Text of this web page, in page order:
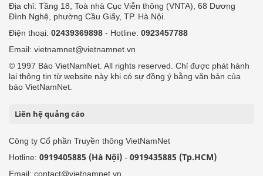
Địa chỉ: Tầng 18, Toà nhà Cục Viễn thông (VNTA), 68 Dương
Đình Nghệ, phường Cầu Giấy, TP. Hà Nội.
Điện thoại: 02439369898 - Hotline: 0923457788
Email: vietnamnet@vietnamnet.vn
© 1997 Báo VietNamNet. All rights reserved. Chỉ được phát hành
lại thông tin từ website này khi có sự đồng ý bằng văn bản của
báo VietNamNet.
Liên hệ quảng cáo
Công ty Cổ phần Truyền thông VietNamNet
Hotline: 0919405885 (Hà Nội) - 0919435885 (Tp.HCM)
Email: contact@vietnamnet.vn